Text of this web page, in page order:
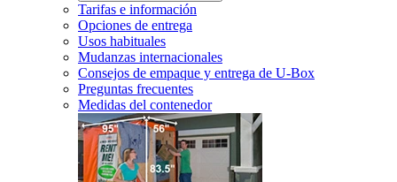
Tarifas e información
Opciones de entrega
Usos habituales
Mudanzas internacionales
Consejos de empaque y entrega de U-Box
Preguntas frecuentes
Medidas del contenedor